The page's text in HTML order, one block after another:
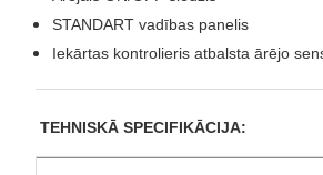
STANDART vadības panelis
Iekārtas kontrolieris atbalsta ārējo
TEHNISKĀ SPECIFIKĀCIJA: